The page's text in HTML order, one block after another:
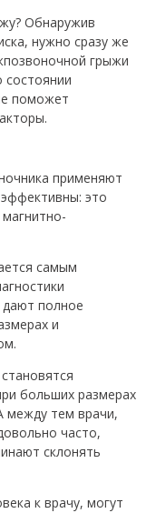
Обнаружив
нужно сразу же
грыжи
состоянии
поможет
применяют
это
самым
полное
и
больших размерах
между тем врачи,
часто,
склонять
к врачу, могут